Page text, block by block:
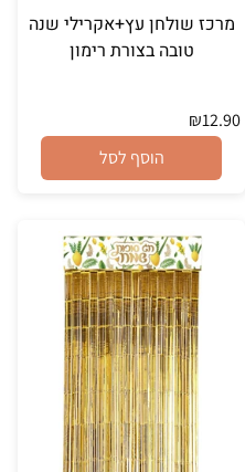
מרכז שולחן עץ+אקרילי שנה
טובה בצורת רימון
₪12.90
הוסף לסל